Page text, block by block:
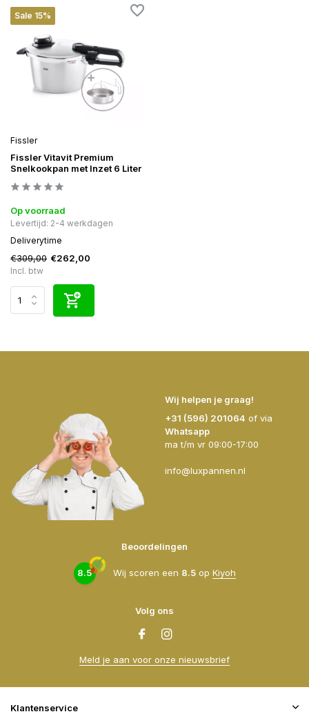
Sale 15%
Fissler
Fissler Vitavit Premium
Snelkookpan met Inzet 6 Liter
Op voorraad
Levertijd: 2-4 werkdagen
Deliverytime
€309,00 €262,00
Incl. btw
Wij helpen je graag!
+31 (596) 201064 of via
Whatsapp
ma t/m vr 09:00-17:00
info@luxpannen.nl
Beoordelingen
8.5 Wij scoren een 8.5op Kiyoh
Volg ons
Meld je aan voor onze nieuwsbrief
Klantenservice